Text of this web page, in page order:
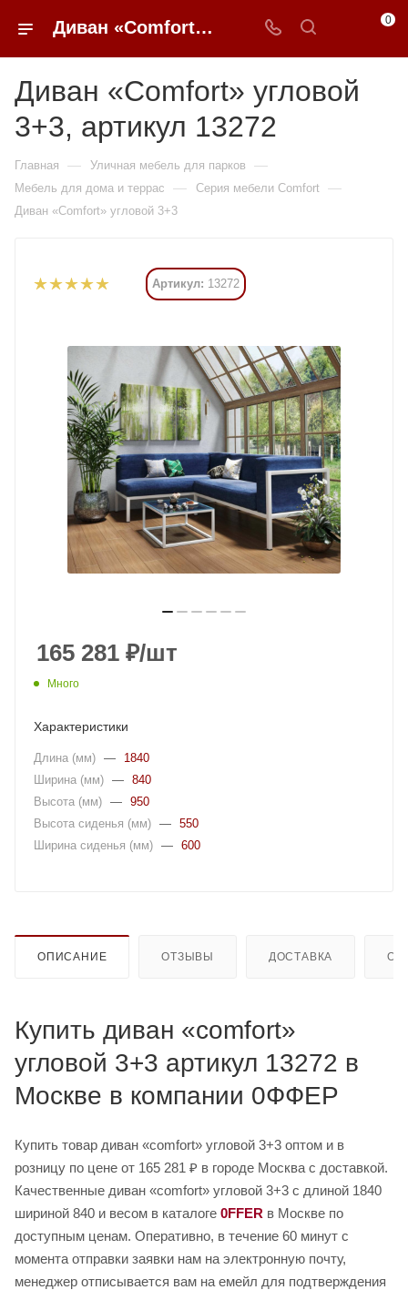
Диван «Comfort» угловой 3+3 купить в Москве от 165 281 ₽ - 0FFER 0
Диван «Comfort» угловой
3+3, артикул 13272
Главная — Уличная мебель для парков —
Мебель для дома и террас — Серия мебели Comfort —
Диван «Comfort» угловой 3+3
Артикул: 13272
165 281 ₽/шт
Много
Характеристики
Длина (мм) —
1840
Ширина (мм) — 840
Высота (мм) — 950
Высота сиденья (мм) — 550
Ширина сиденья (мм) — 600
ОПИСАНИЕ ОТЗЫВЫ ДОСТАВКА
Купить диван «comfort»
угловой 3+3 артикул 13272 в
Москве в компании 0ФФЕР
Купить товар диван «comfort» угловой 3+3 оптом и в
розницу по цене от 165 281 ₽ в городе Москва с доставкой.
Качественные диван «comfort» угловой 3+3 с длиной 1840
шириной 840 и весом в каталоге 0FFER в Москве по
доступным ценам. Оперативно, в течение 60 минут с
момента отправки заявки нам на электронную почту,
менеджер отписывается вам на емейл для подтверждения